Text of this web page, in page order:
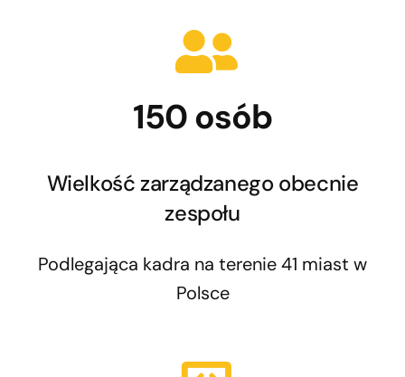
150 osób
Wielkość zarządzanego obecnie
zespołu
Podlegająca kadra na terenie 41 miast w
Polsce